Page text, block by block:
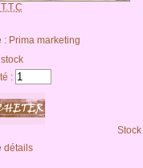
T.T.C
: Prima marketing
:
Stock
détails